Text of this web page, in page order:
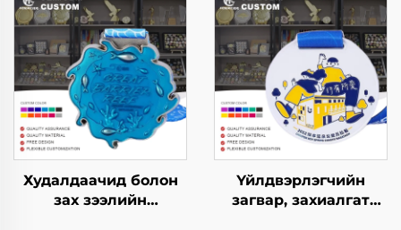
Худалдаачид болон
зах зээлийн
Үйлдвэрлэгчийн
загвар, захиалгат